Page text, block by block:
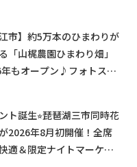
江市】約5万本のひまわりが
「山梶農園ひまわり畑」
もオープン♪フォトスポ
ト誕生⭐︎琵琶湖三市同時花
2026年8月初開催！全席
適＆限定ナイトマーケッ